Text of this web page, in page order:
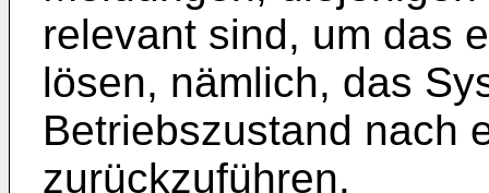
relevant sind, um das
lösen, nämlich, das
Betriebszustand nach
zurückzuführen.